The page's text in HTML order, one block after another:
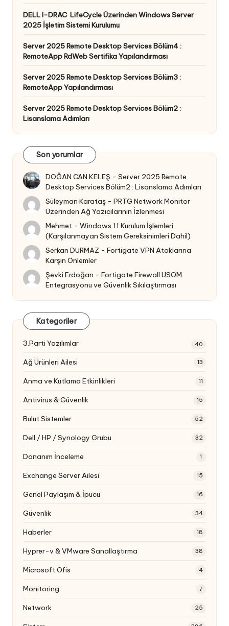
DELL I-DRAC LifeCycle Üzerinden Windows Server
2025 İşletim Sistemi Kurulumu
Server 2025 Remote Desktop Services Bölüm4 :
RemoteApp RdWeb Sertifika Yapılandırması
Server 2025 Remote Desktop Services Bölüm3 :
RemoteApp Yapılandırması
Server 2025 Remote Desktop Services Bölüm2 :
Lisanslama Adımları
Son yorumlar
DOĞAN CAN KELEŞ -Server 2025 Remote
Desktop Services Bölüm2 : Lisanslama Adımları
Süleyman Karataş -PRTG Network Monitor
Üzerinden Ağ Yazıcılarının İzlenmesi
Mehmet -Windows 11 Kurulum İşlemleri
(Karşılanmayan Sistem Gereksinimleri Dahil)
Serkan DURMAZ -Fortigate VPN Ataklarına
Karşın Önlemler
Şevki Erdoğan -Fortigate Firewall USOM
Entegrasyonu ve Güvenlik Sıkılaştırması
Kategoriler
3.Parti Yazılımlar 40
Ağ Ürünleri Ailesi 13
Anma ve Kutlama Etkinlikleri 11
Antivirus & Güvenlik 15
Bulut Sistemler 52
Dell / HP / Synology Grubu 32
Donanım İnceleme 1
Exchange Server Ailesi 15
Genel Paylaşım & İpucu 16
Güvenlik 34
Haberler 18
Hyprer-v & VMware Sanallaştırma 38
Microsoft Ofis 4
Monitoring 7
Network 25